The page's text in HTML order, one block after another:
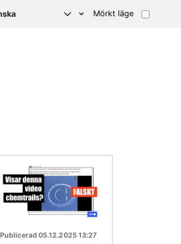
Mörkt läge
Publicerad 05.12.2025 13:27